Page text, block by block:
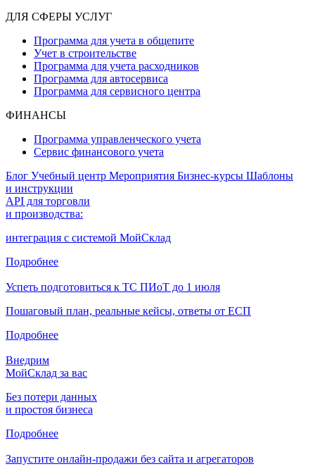
ДЛЯ СФЕРЫ УСЛУГ
Программа для учета в общепите
Учет в строительстве
Программа для учета расходников
Программа для автосервиса
Программа для сервисного центра
ФИНАНСЫ
Программа управленческого учета
Сервис финансового учета
Блог Учебный центр Мероприятия Бизнес-курсы Шаблоны
и инструкции
API для торговли
и производства:
интеграция с системой МойСклад
Подробнее
Успеть подготовиться к ТС ПИоТ до 1 июля
Пошаговый план, реальные кейсы, ответы от ЕСП
Подробнее
Внедрим
МойСклад за вас
Без потери данных
и простоя бизнеса
Подробнее
Запустите онлайн-продажи без сайта и агрегаторов